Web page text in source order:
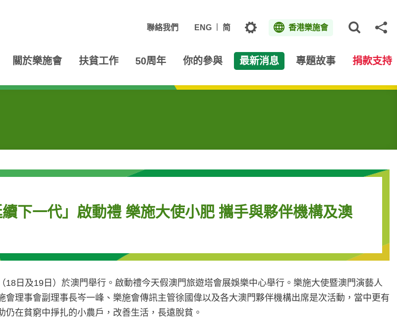
聯絡我們 ENG 简 主題 香港樂施會
關於樂施會 扶貧工作 50周年 你的參與 最新消息 專題故事 捐款支持
下一代」啟動禮 樂施大使小肥 攜手與夥伴機構及澳
日及19日）於澳門舉行。啟動禮今天假澳門旅遊塔會展娛樂中心舉行。樂施大使暨澳門演藝人
理事會副理事長岑一峰、樂施會傳訊主管徐國偉以及各大澳門夥伴機構出席是次活動，當中更有
在貧窮中掙扎的小農戶，改善生活，長遠脫貧。